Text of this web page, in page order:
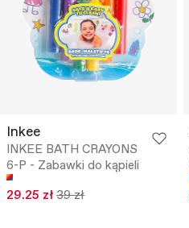
Inkee
INKEE BATH CRAYONS
6-P - Zabawki do kąpieli
29.25 zł 39 zł